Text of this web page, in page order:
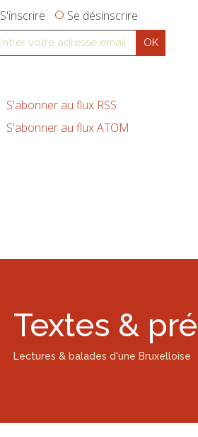
S'inscrire Se désinscrire
S'abonner au flux RSS
S'abonner au flux ATOM
Textes &
Lectures & balades d'une Bruxelloise